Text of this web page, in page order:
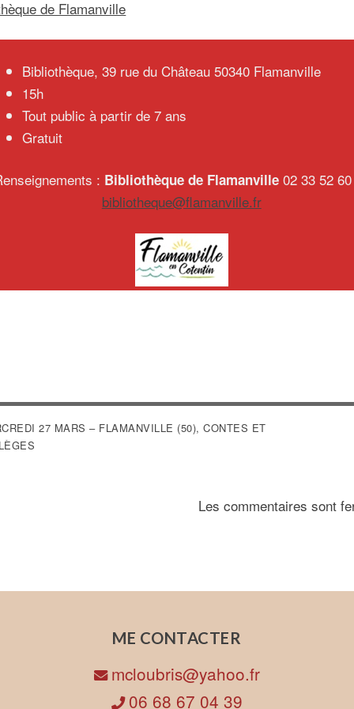
de Flamanville
Bibliothèque, 39 rue du Château 50340 Flamanville
15h
Tout public à partir de 7 ans
Gratuit
: Bibliothèque de Flamanville02 33 52
bibliotheque@flamanville.fr
27 MARS – FLAMANVILLE (50), CONTES ET
Les commentaires sont
ME CONTACTER
mcloubris@yahoo.fr
06 68 67 04 39